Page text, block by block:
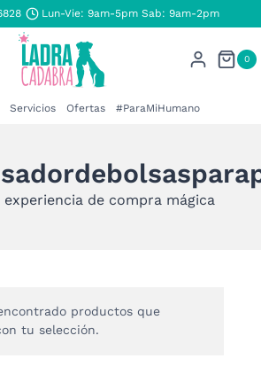
Lun-Vie: 9am-5pm Sab: 9am-2pm
0
Servicios Ofertas #ParaMiHumano
experiencia de compra mágica
productos que
tu selección.